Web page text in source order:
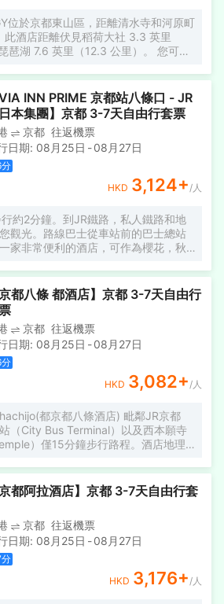
位於京都東山區，距離清水寺和河原町
酒店距離伏見稻荷大社 3.3 英里
琶湖 7.6 英里（12.3 公里）。 您可到
自動售貨機。 每天一次免費招待會舉
藉此結識其他住客。 特色服務/設施包
和洗衣設施。 有 14 間客房提供冰箱
旅途中找到家的舒適。提供免費無線
持聯繫；數碼頻道可滿足您的娛樂需
洗浴用品和吹風機。便利設施包括保
需要，還可提供熨斗/熨板。
VIA INN PRIME 京都站八條口 - JR
本集團】京都 3-7天自由行套票
京都 往返機票
日期: 08月25日 -08月27日
分
HKD 3,124+ /人
約2分鐘。到JR鐵路，私人鐵路和地
觀光。路線巴士從車站前的巴士總站
家非常便利的酒店，可作為櫻花，秋
京都八條 都酒店】京都 3-7天自由行
京都 往返機票
日期: 08月25日 -08月27日
分
HKD 3,082+ /人
都京都八條酒店) 毗鄰JR京都
（City Bus Terminal）以及西本願寺
）僅15分鐘步行路程。酒店地理
馨的客房，房內配有齊全的現代化設
時，工作人員將用他們周至貼心的客
一樣的温馨感。閒暇之餘，您可以到
位的按摩和理療服務，放鬆身心；也
往酒店內部的6大餐飲場所，盡情享用
其他國際經典美食。此外，酒店還設
貨機售，給您提供更多方便。
京都阿拉酒店】京都 3-7天自由行套
京都 往返機票
日期: 08月25日 -08月27日
分
HKD 3,176+ /人